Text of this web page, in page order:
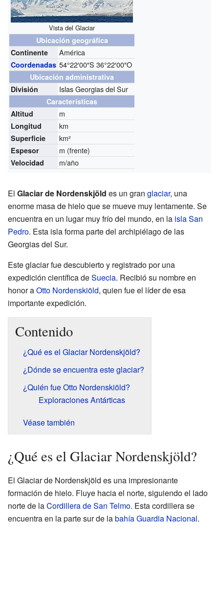
Vista del Glaciar
Ubicación geográfica
Continente
América
Coordenadas 54°22′00″S 36°22′00″O
Ubicación administrativa
División
Islas Georgias del Sur
Características
Altitud
m
Longitud km
Superficie km²
Espesor m (frente)
Velocidad m/año
El Glaciar de Nordenskjöld es un gran glaciar, una
enorme masa de hielo que se mueve muy lentamente. Se
encuentra en un lugar muy frío del mundo, en la isla San
Pedro. Esta isla forma parte del archipiélago de las
Georgias del Sur.
Este glaciar fue descubierto y registrado por una
expedición científica deSuecia. Recibió su nombre en
honor aOtto Nordenskiöld, quien fue el líder de esa
importante expedición.
Contenido
¿Qué es el Glaciar Nordenskjöld?
¿Dónde se encuentra este glaciar?
¿Quién fue Otto Nordenskiöld?
Exploraciones Antárticas
Véase también
¿Qué es el Glaciar Nordenskjöld?
El Glaciar de Nordenskjöld es una impresionante
formación de hielo. Fluye hacia el norte, siguiendo el lado
norte de laCordillera de San Telmo. Esta cordillera se
encuentra en la parte sur de labahía Guardia Nacional.